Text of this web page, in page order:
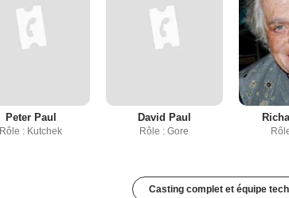
Peter Paul
Rôle : Kutchek
David Paul
Rôle : Gore
Casting complet et équipe